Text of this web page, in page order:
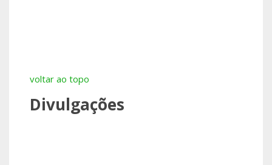
voltar ao topo
Divulgações